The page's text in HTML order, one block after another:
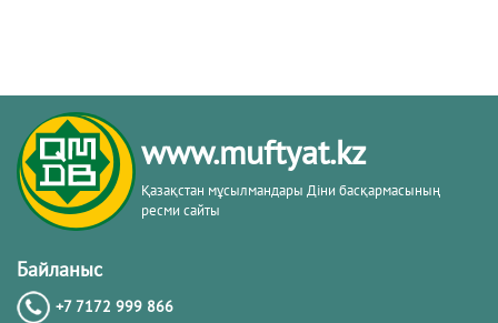
www.muftyat.kz
Қазақстан мұсылмандары Діни басқармасының
ресми сайты
Байланыс
+7 7172 999 866